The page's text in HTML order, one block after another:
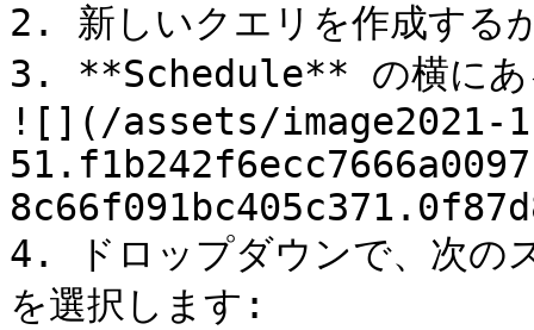
2. 新しいクエリを作成する
3. **Schedule** の横にあ
![](/assets/image2021-
4. ドロップダウンで、次の
を選択します: